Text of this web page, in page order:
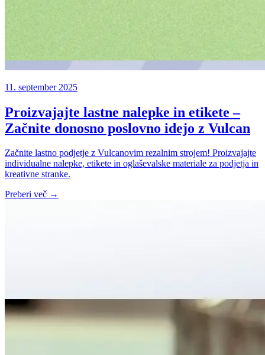
11. september 2025
Proizvajajte lastne nalepke in etikete –
Začnite donosno poslovno idejo z Vulcan
Začnite lastno podjetje z Vulcanovim rezalnim strojem! Proizvajajte
individualne nalepke, etikete in oglaševalske materiale za podjetja in
kreativne stranke.
Preberi več →